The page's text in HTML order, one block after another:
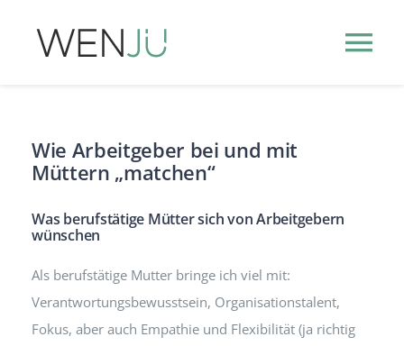
HR-EVENTS NEW
HR-PODCASTS
Wie Arbeitgeber bei und mit
Müttern „matchen“
Was berufstätige Mütter sich von Arbeitgebern
wünschen
Als berufstätige Mutter bringe ich viel mit:
Verantwortungsbewusstsein, Organisationstalent,
Fokus, aber auch Empathie und Flexibilität (ja richtig